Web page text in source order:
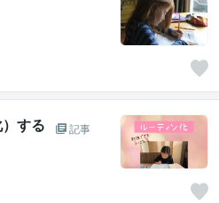
する
記事